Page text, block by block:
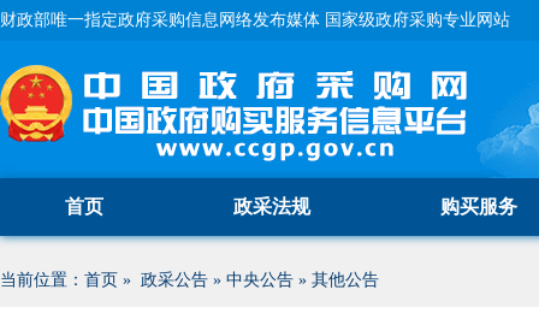
财政部唯一指定政府采购信息网络发布媒体 国家级政府采购专业网站
首页 政采法规 购买服务
当前位置： 首页 » 政采公告 » 中央公告 » 其他公告